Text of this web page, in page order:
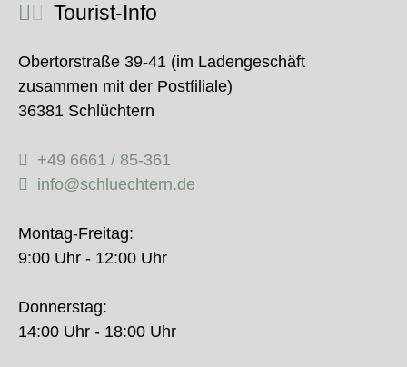
Tourist-Info
Obertorstraße 39-41 (im Ladengeschäft
zusammen mit der Postfiliale)
36381 Schlüchtern
+49 6661 / 85-361
info@schluechtern.de
Montag-Freitag:
9:00 Uhr - 12:00 Uhr
Donnerstag:
14:00 Uhr - 18:00 Uhr